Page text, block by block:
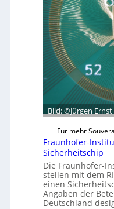
b
r
R
s
i
l
i
n
c
e
A
c
t
n
t
e
s
c
h
ä
t
s
e
i
n
h
Bild: ©Jürgen
Für mehr
Fraunhofer-
Sicherheitschip
Die Fraunhofer-
stellen mit dem
einen
Angaben der
Deutschland